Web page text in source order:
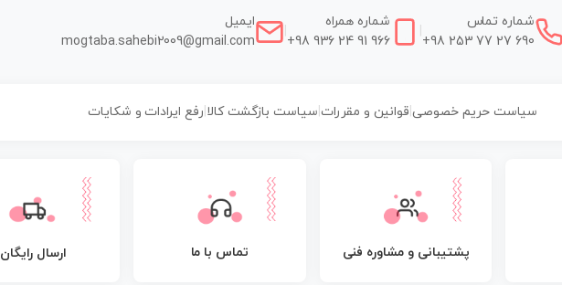
شماره تماس
+98 253 77 27 690
شماره همراه
+98 936 24 91 966
ایمیل
mogtaba.sahebi2009@gmail.com
سیاست حریم خصوصی| قوانین و مقررات سیاست بازگشت کالا رفع ایرادات و شکایات
پشتیبانی و مشاوره فنی تماس با ما ارسال رایگان